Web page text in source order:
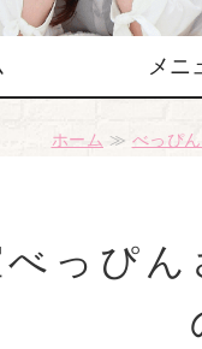
メニ
ホーム ≫ べっぴ
べっぴ